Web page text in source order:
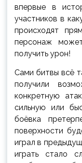
впервые в
участников в
происходят
персонаж
получить урон!
Сами битвы всё
получили
конкретную
сильную или
боёвка
поверхности
играл в
играть стало